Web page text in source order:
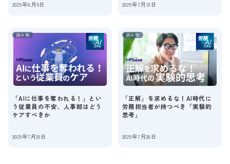
2025年8月5日 2025年7月31日
読み物
「AIに仕事を奪われる！」とい
う従業員の不安、人事部はどう
ケアすべきか
2025年7月29日
読み物
「正解」を求めるな！AI時代に
労務担当者が持つべき「実験的
思考」
2025年7月28日